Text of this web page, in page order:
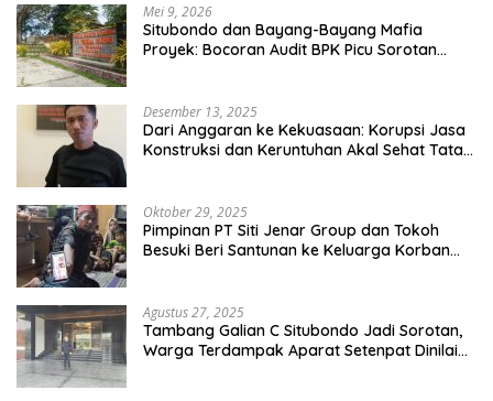
Mei 9, 2026
Situbondo dan Bayang-Bayang Mafia
Proyek: Bocoran Audit BPK Picu Sorotan
Desember 13, 2025
Dari Anggaran ke Kekuasaan: Korupsi Jasa
Konstruksi dan Keruntuhan Akal Sehat Tata
Oktober 29, 2025
Pimpinan PT Siti Jenar Group dan Tokoh
Besuki Beri Santunan ke Keluarga Korban
Agustus 27, 2025
Tambang Galian C Situbondo Jadi Sorotan,
Warga Terdampak Aparat Setenpat Dinilai